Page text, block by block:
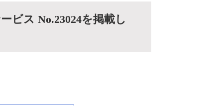
ビス No.23024を掲載し